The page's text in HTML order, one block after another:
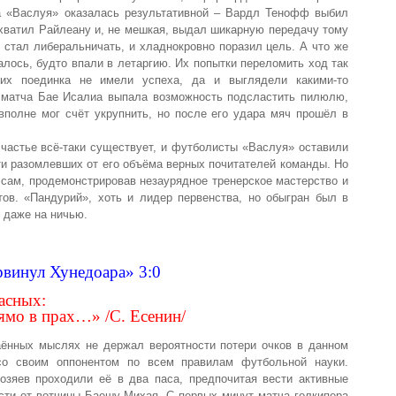
«Васлуя» оказалась результативной – Вардл Тенофф выбил
Райлеану и, не мешкая, выдал шикарную передачу тому
либеральничать, и хладнокровно поразил цель. А что же
будто впали в летаргию. Их попытки переломить ход так
поединка не имели успеха, да и выглядели какими-то
Бае Исалиа выпала возможность подсластить пилюлю,
мог счёт укрупнить, но после его удара мяч прошёл в
всё-таки существует, и футболисты «Васлуя» оставили
разомлевших от его объёма верных почитателей команды. Но
продемонстрировав незаурядное тренерское мастерство и
«Пандурий», хоть и лидер первенства, но обыгран был в
даже на ничью.
Хунедоара» 3:0
в прах…» /С. Есенин/
мыслях не держал вероятности потери очков в данном
своим оппонентом по всем правилам футбольной науки.
проходили её в два паса, предпочитая вести активные